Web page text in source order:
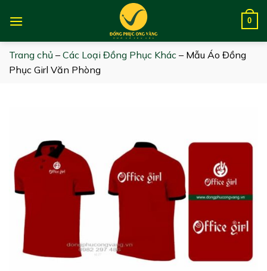
0
Trang chủ – Các Loại Đồng Phục Khác – Mẫu Áo Đồng
Phục Girl Văn Phòng